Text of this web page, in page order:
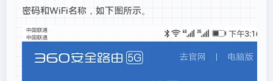
密码和WiFi名称，如下图所示。